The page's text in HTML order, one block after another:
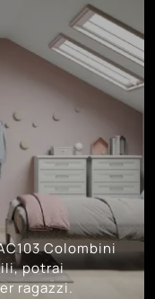
Colombini
potrai
ragazzi.